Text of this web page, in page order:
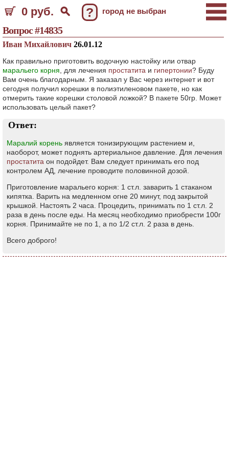
0 руб. ? город не выбран
Вопрос #14835
Иван Михайлович 26.01.12
Как правильно приготовить водочную настойку или отвар
маральего корня , для лечения простатита и гипертонии? Буду
Вам очень благодарным. Я заказал у Вас через интернет и вот
сегодня получил корешки в полиэтиленовом пакете, но как
отмерить такие корешки столовой ложкой? В пакете 50гр. Может
использовать целый пакет?
Ответ:
Маралий корень является тонизирующим растением и,
наоборот, может поднять артериальное давление. Для лечения
простатита он подойдет. Вам следует принимать его под
контролем АД, лечение проводите половинной дозой.
Приготовление маральего корня: 1 ст.л. заварить 1 стаканом
кипятка. Варить на медленном огне 20 минут, под закрытой
крышкой. Настоять 2 часа. Процедить, принимать по 1 ст.л. 2
раза в день после еды. На месяц необходимо приобрести 100г
корня. Принимайте не по 1, а по 1/2 ст.л. 2 раза в день.
Всего доброго!